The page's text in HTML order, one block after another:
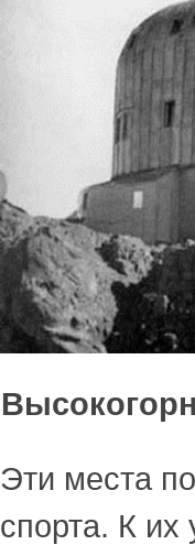
Эти места
спорта. К их